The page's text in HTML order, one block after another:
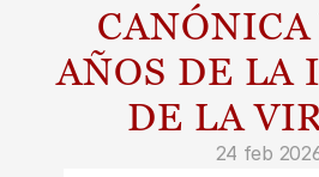
AÑOS DE LA
DE LA
24 feb